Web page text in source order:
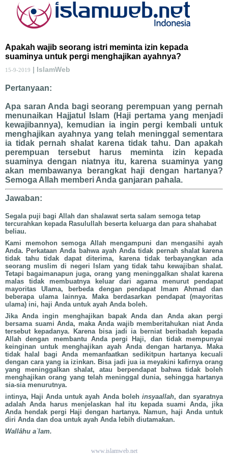
Apakah wajib seorang istri meminta izin kepada
suaminya untuk pergi menghajikan ayahnya?
15-9-2019 | IslamWeb
Pertanyaan:
Apa saran Anda bagi seorang perempuan yang pernah
menunaikan Hajjatul Islam (Haji pertama yang menjadi
kewajibannya), kemudian ia ingin pergi kembali untuk
menghajikan ayahnya yang telah meninggal sementara
ia tidak pernah shalat karena tidak tahu. Dan apakah
perempuan tersebut harus meminta izin kepada
suaminya dengan niatnya itu, karena suaminya yang
akan membawanya berangkat haji dengan hartanya?
Semoga Allah memberi Anda ganjaran pahala.
Jawaban:
Segala puji bagi Allah dan shalawat serta salam semoga tetap
tercurahkan kepada Rasulullah beserta keluarga dan para shahabat
beliau.
Kami memohon semoga Allah mengampuni dan mengasihi ayah
Anda. Perkataan Anda bahwa ayah Anda tidak pernah shalat karena
tidak tahu tidak dapat diterima, karena tidak terbayangkan ada
seorang muslim di negeri Islam yang tidak tahu kewajiban shalat.
Tetapi bagaimanapun juga, orang yang meninggalkan shalat karena
malas tidak membuatnya keluar dari agama menurut pendapat
mayoritas Ulama, berbeda dengan pendapat Imam Ahmad dan
beberapa ulama lainnya. Maka berdasarkan pendapat (mayoritas
ulama) ini, haji Anda untuk ayah Anda boleh.
Jika Anda ingin menghajikan bapak Anda dan Anda akan pergi
bersama suami Anda, maka Anda wajib memberitahukan niat Anda
tersebut kepadanya. Karena bisa jadi ia berniat beribadah kepada
Allah dengan membantu Anda pergi Haji, dan tidak mempunyai
keinginan untuk menghajikan ayah Anda dengan hartanya. Maka
tidak halal bagi Anda memanfaatkan sedikitpun hartanya kecuali
dengan cara yang ia izinkan. Bisa jadi jua ia meyakini kafirnya orang
yang meninggalkan shalat, atau berpendapat bahwa tidak boleh
menghajikan orang yang telah meninggal dunia, sehingga hartanya
sia-sia menurutnya.
intinya, Haji Anda untuk ayah Anda boleh insyaallah, dan syaratnya
adalah Anda harus menjelaskan hal itu kepada suami Anda, jika
Anda hendak pergi Haji dengan hartanya. Namun, haji Anda untuk
diri Anda dan doa untuk ayah Anda lebih diutamakan.
Wallâhu a`lam.
www.islamweb.net